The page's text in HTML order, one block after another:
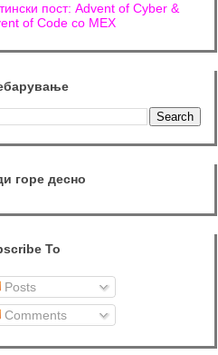
пост: Advent of Cyber &
of Code со МЕХ
горе десно
To
Posts
Comments